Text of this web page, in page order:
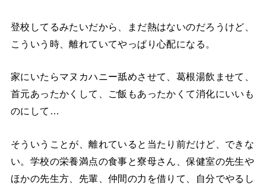
登校してるみたいだから、まだ熱はないのだろうけど、
こういう時、離れていてやっぱり心配になる。
家にいたらマヌカハニー舐めさせて、葛根湯飲ませて、
首元あったかくして、ご飯もあったかくて消化にいいも
のにして…
そういうことが、離れていると当たり前だけど、できな
い。学校の栄養満点の食事と寮母さん、保健室の先生や
ほかの先生方、先輩、仲間の力を借りて、自分でやるし